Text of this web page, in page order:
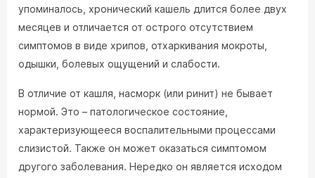
упоминалось, хронический кашель длится более двух
месяцев и отличается от острого отсутствием
симптомов в виде хрипов, отхаркивания мокроты,
одышки, болевых ощущений и слабости.
В отличие от кашля, насморк (или ринит) не бывает
нормой. Это – патологическое состояние,
характеризующееся воспалительными процессами
слизистой. Также он может оказаться симптомом
другого заболевания. Нередко он является исходом